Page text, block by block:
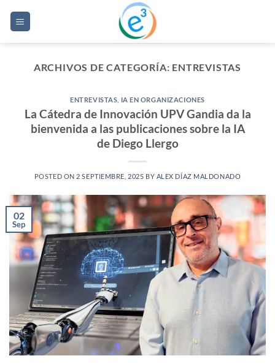
ARCHIVOS DE CATEGORÍA: ENTREVISTAS
ENTREVISTAS IA EN ORGANIZACIONES
La Cátedra de Innovación UPV Gandia da la
bienvenida a las publicaciones sobre la IA
de Diego Llergo
POSTED ON 2 SEPTIEMBRE, 2025 BY ALEX DÍAZ MALDONADO
02
Sep